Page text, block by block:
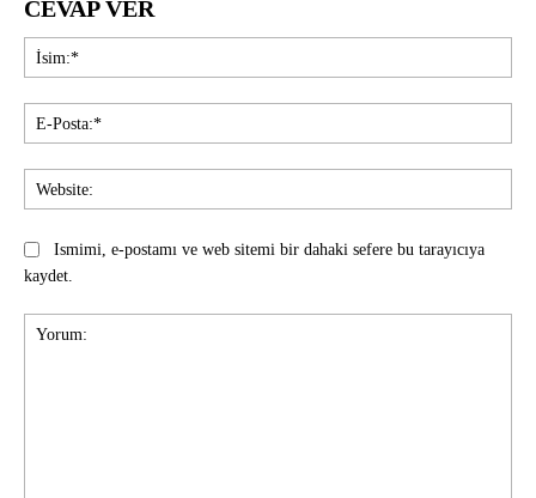
CEVAP VER
Ismimi, e-postamı ve web sitemi bir dahaki sefere bu tarayıcıya
kaydet.